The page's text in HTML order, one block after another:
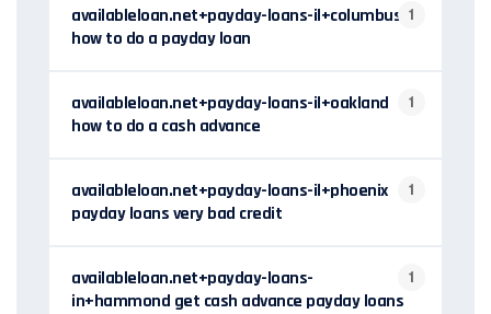
availableloan.net+payday-loans-il+columbus
how to do a payday loan
1
availableloan.net+payday-loans-il+oakland
how to do a cash advance
1
availableloan.net+payday-loans-il+phoenix
payday loans very bad credit
1
availableloan.net+payday-loans-
in+hammond get cash advance payday loans
1